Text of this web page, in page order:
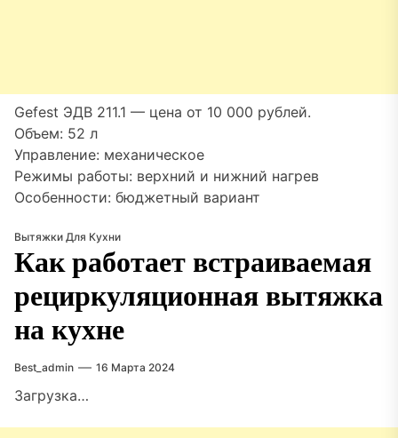
Gefest ЭДВ 211.1 — цена от 10 000 рублей.
Объем: 52 л
Управление: механическое
Режимы работы: верхний и нижний нагрев
Особенности: бюджетный вариант
Вытяжки Для Кухни
Как работает встраиваемая
рециркуляционная вытяжка
на кухне
Best_admin 16 Марта 2024
Загрузка…